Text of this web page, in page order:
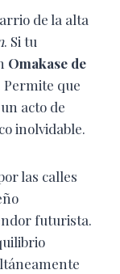
de la alta
. Si tu
Omakase de
que
acto de
inolvidable.
las calles
futurista.